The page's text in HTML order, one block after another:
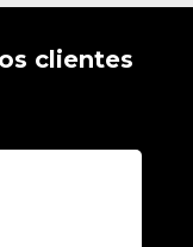
clientes